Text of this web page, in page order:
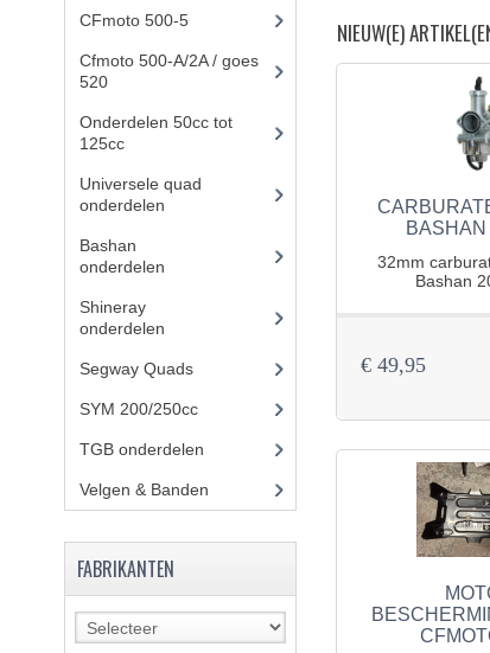
NIEUW(E)
32mm
Bashan
€ 49,95
CFmoto 500-5(5)
Cfmoto 500-A/2A / goes
520(347)
Onderdelen 50cc tot
125cc(49)
Universele quad
onderdelen
Bashan
onderdelen
Shineray
onderdelen
Segway Quads(6)
SYM 200/250cc(15)
TGB onderdelen
Velgen & Banden
FABRIKANTEN